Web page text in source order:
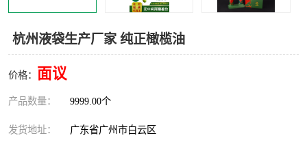
杭州液袋生产厂家 纯正橄榄油
价格： 面议
产品数量： 9999.00个
发货地址： 广东省广州市白云区